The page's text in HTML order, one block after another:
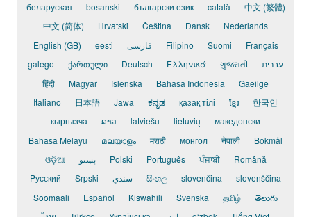
беларуская
bosanski български език català
中文 (繁體)
中文 (简体)
Hrvatski Čeština Dansk
Nederlands
English (GB)
eesti فارسی Filipino Suomi
Français
galego
ქართული Deutsch Ελληνικά ગુજરાતી
עברית
हिंदी
Magyar íslenska Bahasa Indonesia
Gaeilge
Italiano
日本語 Jawa ಕನ್ನಡ қазақ тілі ខ្មែរ
한국인
кыргызча
ລາວ latviešu lietuvių
македонски
Bahasa Melayu
മലയാളം मराठी монгол नेपाली
Bokmål
ଓଡ଼ିଆ
پښتو Polski Português ਪੰਜਾਬੀ
Română
Pусский
Srpski سنڌي සිංහල slovenčina
slovenščina
Soomaali
Español Kiswahili Svenska தமிழ்
తెలుగు